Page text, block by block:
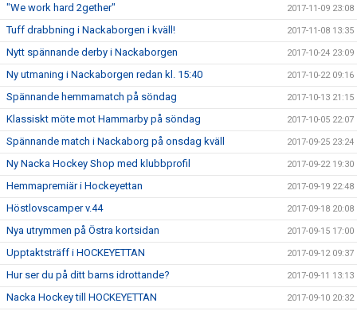
"We work hard 2gether" 2017-11-09 23:08
Tuff drabbning i Nackaborgen i kväll! 2017-11-08 13:35
Nytt spännande derby i Nackaborgen 2017-10-24 23:09
Ny utmaning i Nackaborgen redan kl. 15:40 2017-10-22 09:16
Spännande hemmamatch på söndag 2017-10-13 21:15
Klassiskt möte mot Hammarby på söndag 2017-10-05 22:07
Spännande match i Nackaborg på onsdag kväll 2017-09-25 23:24
Ny Nacka Hockey Shop med klubbprofil 2017-09-22 19:30
Hemmapremiär i Hockeyettan 2017-09-19 22:48
Höstlovscamper v.44 2017-09-18 20:08
Nya utrymmen på Östra kortsidan 2017-09-15 17:00
Upptaktsträff i HOCKEYETTAN 2017-09-12 09:37
Hur ser du på ditt barns idrottande? 2017-09-11 13:13
Nacka Hockey till HOCKEYETTAN 2017-09-10 20:32